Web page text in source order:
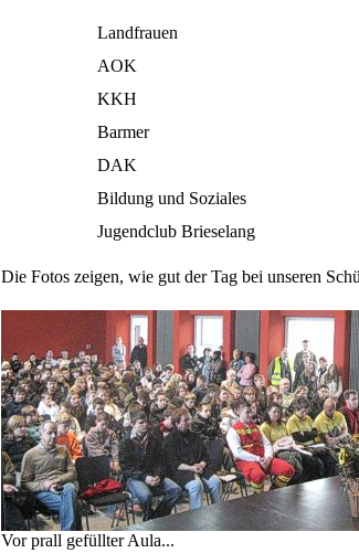
Landfrauen
AOK
KKH
Barmer
DAK
Bildung und Soziales
Jugendclub Brieselang
Die Fotos zeigen, wie gut der Tag bei unseren
Vor prall gefüllter Aula...